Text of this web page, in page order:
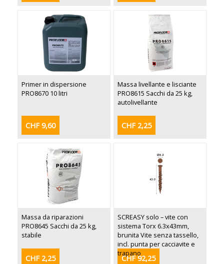
Primer in dispersione
PRO8670 10 litri
CHF 9,60
Massa livellante e lisciante
PRO8615 Sacchi da 25 kg,
autolivellante
CHF 2,25
Massa da riparazioni
PRO8645 Sacchi da 25 kg,
stabile
CHF 2,25
SCREASY solo – vite con
sistema Torx 6.3x43mm,
brunita Vite senza tassello,
incl. punta per cacciavite e
trapano
CHF 92,25